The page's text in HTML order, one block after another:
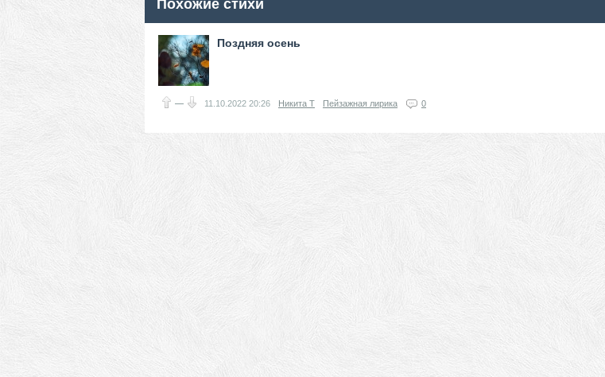
Похожие стихи
Поздняя осень
— 11.10.2022 20:26 Никита Т Пейзажная лирика 0